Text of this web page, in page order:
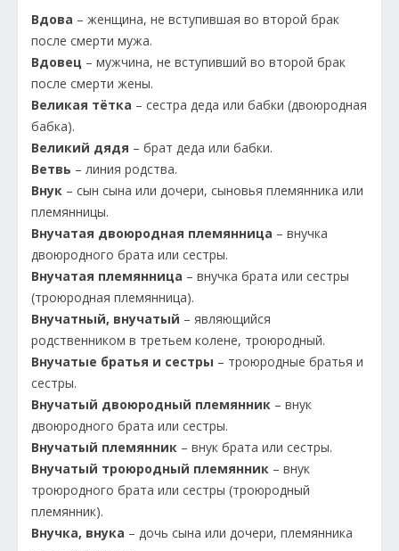
Вдова – женщина, не вступившая во второй брак
после смерти мужа.
Вдовец – мужчина, не вступивший во второй брак
после смерти жены.
Великая тётка – сестра деда или бабки (двоюродная
бабка).
Великий дядя – брат деда или бабки.
Ветвь – линия родства.
Внук – сын сына или дочери, сыновья племянника или
племянницы.
Внучатая двоюродная племянница – внучка
двоюродного брата или сестры.
Внучатая племянница – внучка брата или сестры
(троюродная племянница).
Внучатный, внучатый – являющийся
родственником в третьем колене, троюродный.
Внучатые братья и сестры – троюродные братья и
сестры.
Внучатый двоюродный племянник – внук
двоюродного брата или сестры.
Внучатый племянник – внук брата или сестры.
Внучатый троюродный племянник – внук
троюродного брата или сестры (троюродный
племянник).
Внучка, внука – дочь сына или дочери, племянника